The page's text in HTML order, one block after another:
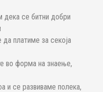
дека се битни добри
платиме за секоја
во форма на знаење,
и се развиваме полека,